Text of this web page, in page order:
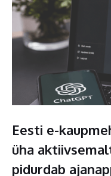
Eesti e-
üha
pidurdab